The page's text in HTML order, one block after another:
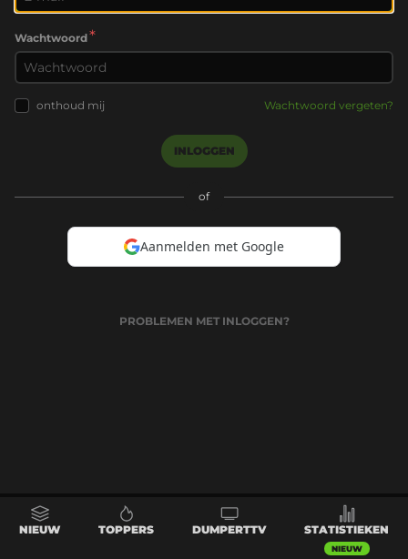
Wachtwoord*
onthoud mij Wachtwoord vergeten?
INLOGGEN
of
Aanmelden met Google
PROBLEMEN MET INLOGGEN?
NIEUW TOPPERS DUMPERTTV STATISTIEKEN
NIEUW